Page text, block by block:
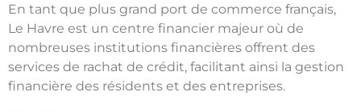
En tant que plus grand port de commerce français,
Le Havre est un centre financier majeur où de
nombreuses institutions financières offrent des
services de rachat de crédit, facilitant ainsi la gestion
financière des résidents et des entreprises.